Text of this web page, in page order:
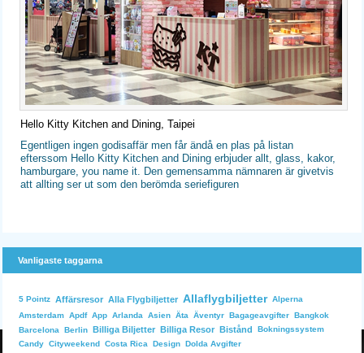
Hello Kitty Kitchen and Dining, Taipei
Egentligen ingen godisaffär men får ändå en plas på listan
efterssom Hello Kitty Kitchen and Dining erbjuder allt, glass, kakor,
hamburgare, you name it. Den gemensamma nämnaren är givetvis
att allting ser ut som den berömda seriefiguren
Vanligaste taggarna
5 Pointz Affärsresor Alla Flygbiljetter Allaflygbiljetter Alperna
Amsterdam Apdf App Arlanda Asien Äta Äventyr Bagageavgifter Bangkok
Barcelona
Berlin Billiga Biljetter Billiga Resor Bistånd
Bokningssystem
Candy Cityweekend Costa Rica Design Dolda Avgifter